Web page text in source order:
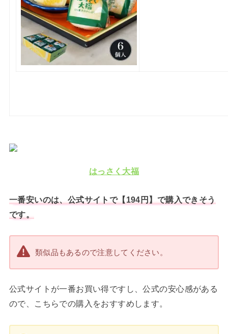
はっさく大福
一番安いのは、公式サイトで【194円】で購入できそう
です。
類似品もあるので注意してください。
公式サイトが一番お買い得ですし、公式の安心感がある
ので、こちらでの購入をおすすめします。